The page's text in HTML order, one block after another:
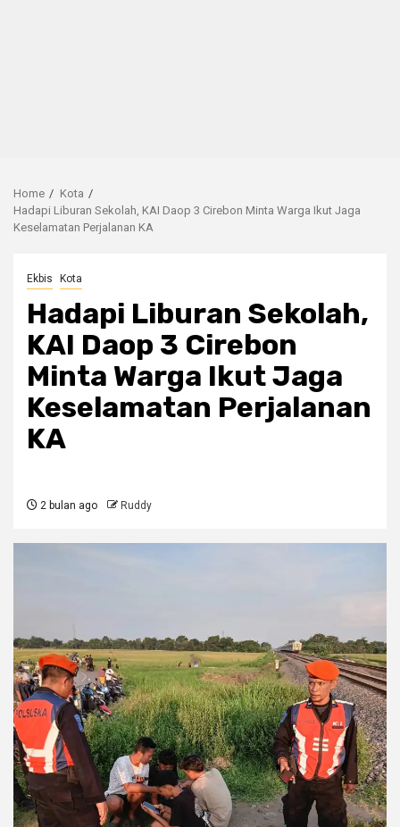
Home
Kota
Hadapi Liburan Sekolah, KAI Daop 3 Cirebon Minta Warga Ikut Jaga
Keselamatan Perjalanan KA
Ekbis Kota
Hadapi Liburan Sekolah,
KAI Daop 3 Cirebon
Minta Warga Ikut Jaga
Keselamatan Perjalanan
KA
2 bulan ago Ruddy